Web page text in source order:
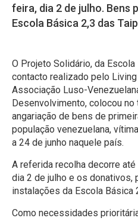
feira, dia 2 de julho. Bens
Escola Básica 2,3 das
O Projeto Solidário, da
contacto realizado pelo
Associação Luso-
Desenvolvimento, colocou no
angariação de bens de
população venezuelana,
a 24 de junho naquele país.
A referida recolha decorre
dia 2 de julho e os donativos,
instalações da Escola Básica
Como necessidades